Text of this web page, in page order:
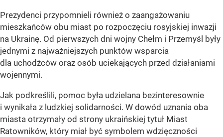
Prezydenci przypomnieli również o zaangażowaniu
mieszkańców obu miast po rozpoczęciu rosyjskiej inwazji
na Ukrainę. Od pierwszych dni wojny Chełm i Przemyśl były
jednymi z najważniejszych punktów wsparcia
dla uchodźców oraz osób uciekających przed działaniami
wojennymi.
Jak podkreślili, pomoc była udzielana bezinteresownie
i wynikała z ludzkiej solidarności. W dowód uznania oba
miasta otrzymały od strony ukraińskiej tytuł Miast
Ratowników, który miał być symbolem wdzięczności